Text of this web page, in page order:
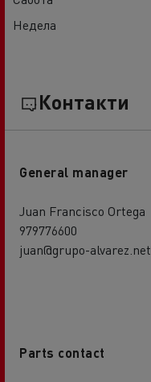
Недела
Контакти
General manager
Juan Francisco Ortega
979776600
juan@grupo-alvarez.net
Parts contact